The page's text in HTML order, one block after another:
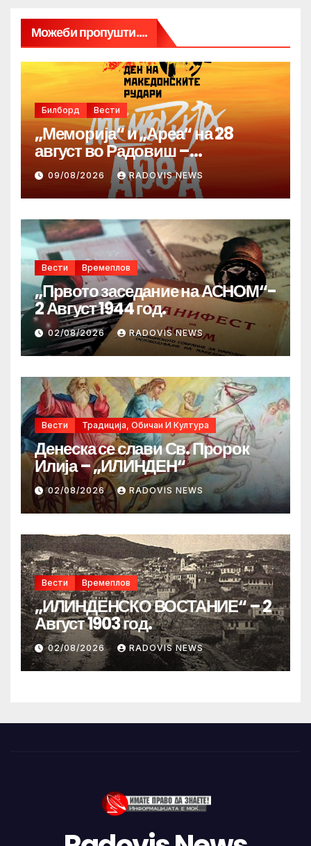
Можеби пропушти....
Билборд Вести
„Меморија“ и „Ареа“ на 28
август во Радовиш –
продолжува традицијата за
Денот на македонските рудари
09/08/2026 RADOVIS NEWS
Вести Времеплов
„Првото заседание на АСНОМ“-
2 Август 1944 год.
02/08/2026 RADOVIS NEWS
Вести Традиција, Обичаи И Култура
Денеска се слави Св. Пророк
Илија – „ИЛИНДЕН“
02/08/2026 RADOVIS NEWS
Вести Времеплов
„ИЛИНДЕНСКО ВОСТАНИЕ“ – 2
Август 1903 год.
02/08/2026 RADOVIS NEWS